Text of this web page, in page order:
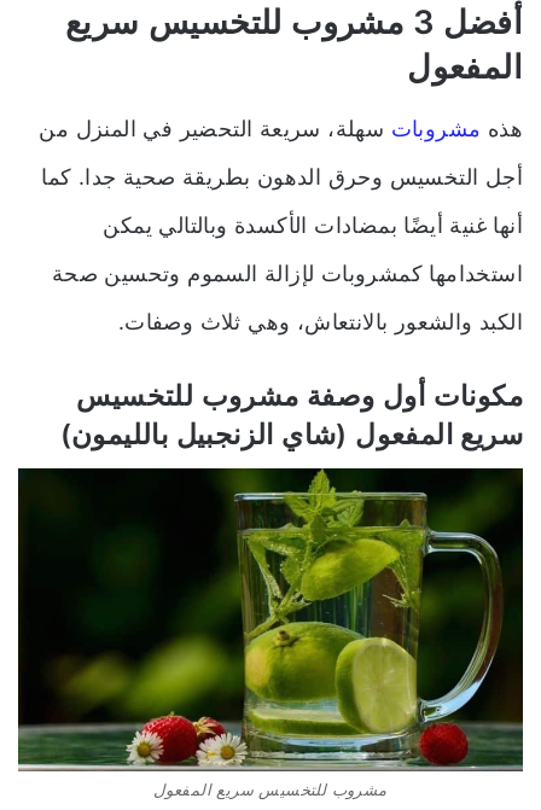
أفضل 3 مشروب للتخسيس سريع
المفعول
هذه مشروبات سهلة، سريعة التحضير في المنزل من
أجل التخسيس وحرق الدهون بطريقة صحية جدا. كما
أنها غنية أيضًا بمضادات الأكسدة وبالتالي يمكن
استخدامها كمشروبات لإزالة السموم وتحسين صحة
الكبد والشعور بالانتعاش، وهي ثلاث وصفات.
مكونات أول وصفة مشروب للتخسيس
سريع المفعول (شاي الزنجبيل بالليمون)
مشروب للتخسيس سريع المفعول